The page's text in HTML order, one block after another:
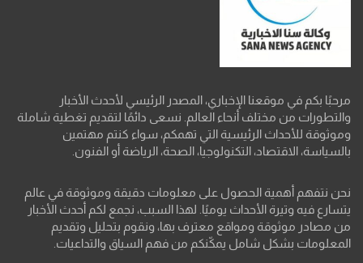
مرحبًا بكم في موقعنا الإخباري، المصدر الرئيسي لأحدث الأخبار
والتطورات من مختلف أنحاء العالم. نسعى دائمًا لتقديم تغطية شاملة
وموثوقة للأحداث الرئيسية التي تهمكم، سواء كنتم مهتمين
بالسياسة، الاقتصاد، التكنولوجيا، الصحة، الرياضة أو الفنون.
نحن نتفهم أهمية الحصول على معلومات دقيقة وموثوقة في عالم
يتسارع فيه وتيرة الأحداث يوميًا. لهذا السبب، نجمع لكم أحدث الأخبار
من مصادر موثوقة ومواقع معترف بها، ونقوم بتحليل وتقديم
المعلومات بشكل شامل يمكّنكم من فهم السياق والتداعيات.